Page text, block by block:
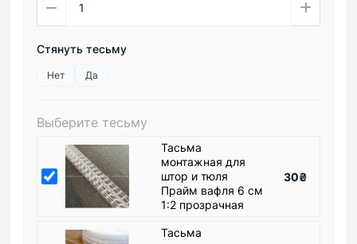
Стянуть тесьму
Нет Да
Выберите тесьму
Тасьма
монтажная для
штор и тюля
Прайм вафля 6 см
1:2 прозрачная
30₴
Тасьма